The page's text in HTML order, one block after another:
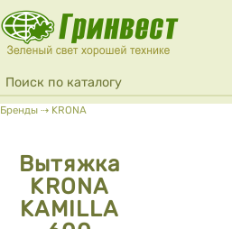
Перейти к основному содержанию
Форма поиска
Поиск
Вы здесь
Бренды ⇢ KRONA
Вытяжка
KRONA
KAMILLA